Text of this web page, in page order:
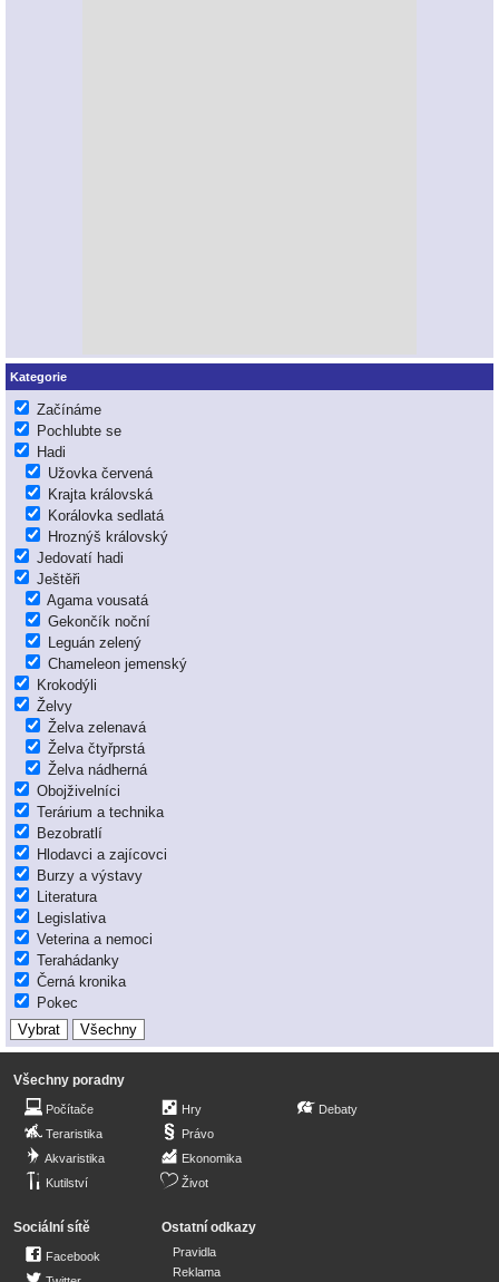
Kategorie
Začínáme
Pochlubte se
Hadi
Užovka červená
Krajta královská
Korálovka sedlatá
Hroznýš královský
Jedovatí hadi
Ještěři
Agama vousatá
Gekončík noční
Leguán zelený
Chameleon jemenský
Krokodýli
Želvy
Želva zelenavá
Želva čtyřprstá
Želva nádherná
Obojživelníci
Terárium a technika
Bezobratlí
Hlodavci a zajícovci
Burzy a výstavy
Literatura
Legislativa
Veterina a nemoci
Terahádanky
Černá kronika
Pokec
Všechny poradny
Počítače
Teraristika
Akvaristika
Kutilství
Hry
Právo
Ekonomika
Život
Debaty
Sociální sítě
Facebook
Ostatní odkazy
Pravidla
Reklama